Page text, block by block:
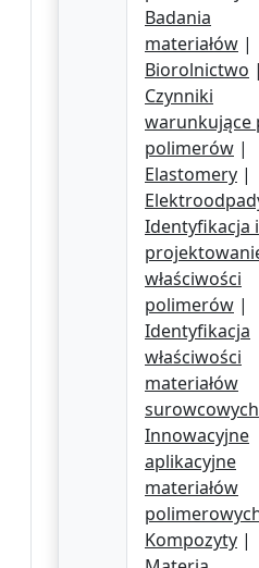
Badania
materiałów |
Biorolnictwo |
Czynniki
warunkujące
polimerów |
Elastomery |
Identyfikacja i
właściwości
polimerów |
Identyfikacja
właściwości
materiałów
surowcowych
Innowacyjne
aplikacyjne
materiałów
Kompozyty |